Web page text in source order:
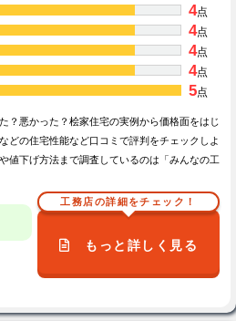
4点
4点
4点
4点
5点
？悪かった？桧家住宅の実例から価格面をはじ
どの住宅性能など口コミで評判をチェックしよ
値下げ方法まで調査しているのは「みんなの工
工務店の詳細をチェック！
もっと詳しく見る